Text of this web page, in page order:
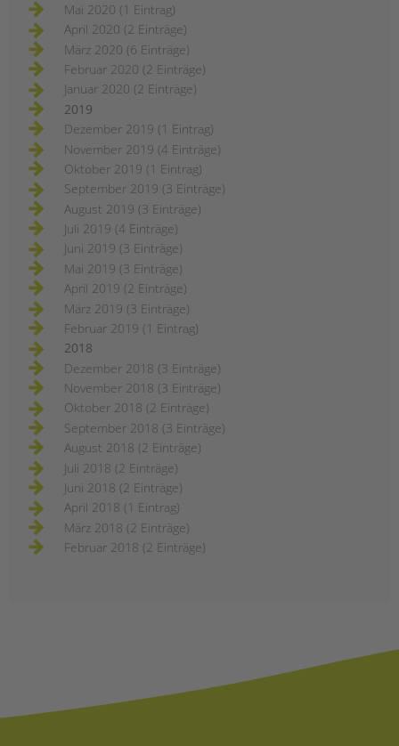
Mai 2020 (1 Eintrag)
April 2020 (2 Einträge)
März 2020 (6 Einträge)
Februar 2020 (2 Einträge)
Januar 2020 (2 Einträge)
2019
Dezember 2019 (1 Eintrag)
November 2019 (4 Einträge)
Oktober 2019 (1 Eintrag)
September 2019 (3 Einträge)
August 2019 (3 Einträge)
Juli 2019 (4 Einträge)
Juni 2019 (3 Einträge)
Mai 2019 (3 Einträge)
April 2019 (2 Einträge)
März 2019 (3 Einträge)
Februar 2019 (1 Eintrag)
2018
Dezember 2018 (3 Einträge)
November 2018 (3 Einträge)
Oktober 2018 (2 Einträge)
September 2018 (3 Einträge)
August 2018 (2 Einträge)
Juli 2018 (2 Einträge)
Juni 2018 (2 Einträge)
April 2018 (1 Eintrag)
März 2018 (2 Einträge)
Februar 2018 (2 Einträge)